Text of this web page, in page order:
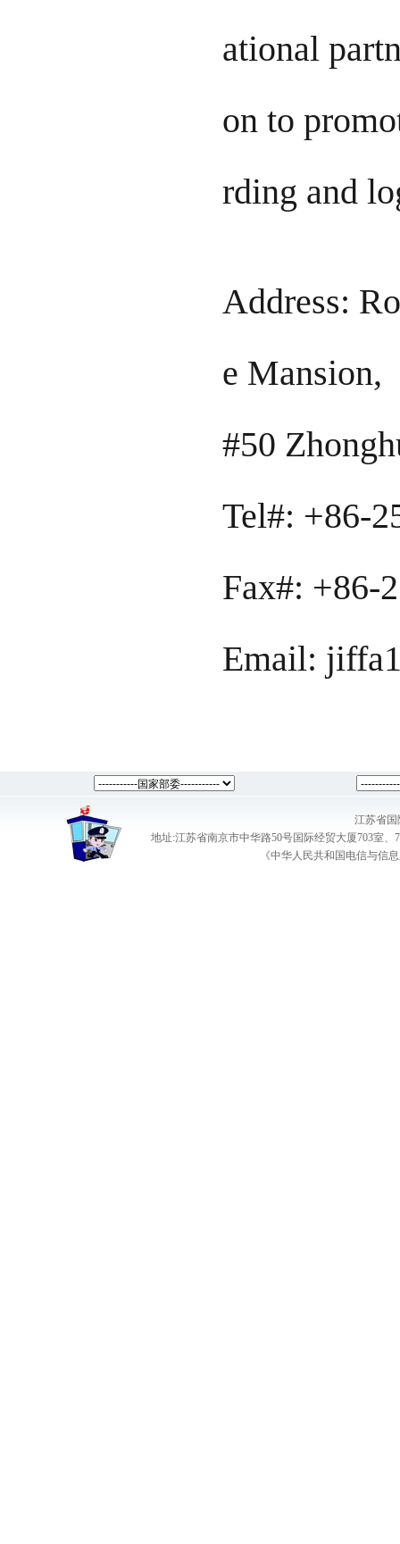
ational
on to
rding and
Address:
e Mansion,
#50
Tel#: +86-
Fax#: +86-
Email:
江苏省国
地址:江苏省南京市中华路50号国际经贸大厦703室、
《中华人民共和国电信与信